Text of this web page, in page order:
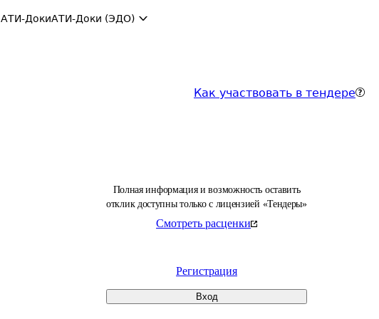
АТИ-ДокиАТИ-Доки (ЭДО)
Как участвовать в тендере
Полная информация и возможность оставить
отклик доступны только с лицензией «Тендеры»
Смотреть расценки
Регистрация
Вход